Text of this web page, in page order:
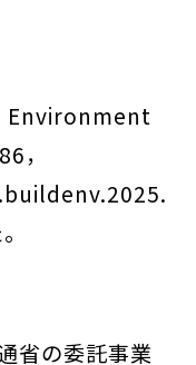
Environment
，
省の委託事業